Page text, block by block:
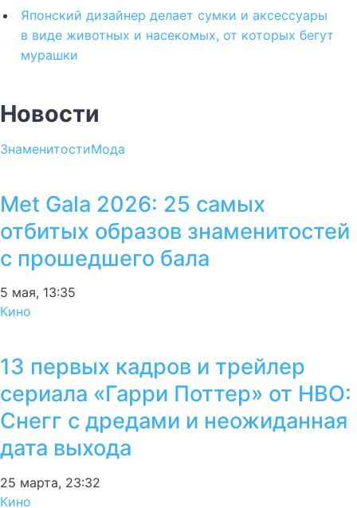
Японский дизайнер делает сумки и аксессуары
в виде животных и насекомых, от которых бегут
мурашки
Новости
ЗнаменитостиМода
Met Gala 2026: 25 самых
отбитых образов знаменитостей
с прошедшего бала
5 мая, 13:35
Кино
13 первых кадров и трейлер
сериала «Гарри Поттер» от HBO:
Снегг с дредами и неожиданная
дата выхода
25 марта, 23:32
Кино